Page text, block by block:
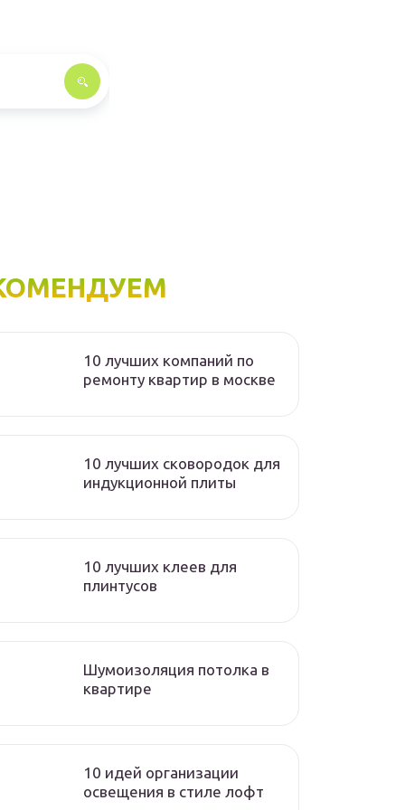
10 лучших компаний по
ремонту квартир в москве
10 лучших сковородок для
индукционной плиты
10 лучших клеев для
плинтусов
Шумоизоляция потолка в
квартире
10 идей организации
освещения в стиле лофт